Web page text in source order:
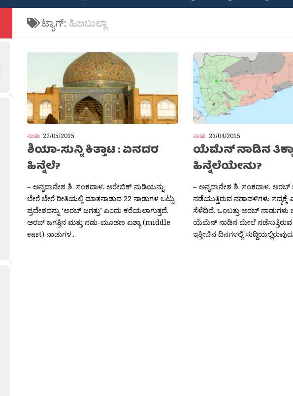
ಟ್ಯಾಗ್: ಹಿಜಬುಲ್ಲಾ
ನಾಡು 22/05/2015
ಶಿಯಾ-ಸುನ್ನಿ ಕಿತ್ತಾಟ : ಏನದರ
ಹಿನ್ನೆಲೆ?
– ಅನ್ನದಾನೇಶ ಶಿ. ಸಂಕದಾಳ. ಅರೇಬಿಕ್ ನುಡಿಯನ್ನು
ಬೇರೆ ಬೇರೆ ರೀತಿಯಲ್ಲಿ ಮಾತನಾಡುವ 22 ನಾಡುಗಳ ಒಟ್ಟು
ಪ್ರದೇಶವನ್ನು ‘ಅರಬ್ ಜಗತ್ತು’ ಎಂದು ಕರೆಯಲಾಗುತ್ತದೆ.
ಅರಬ್ ಜಗತ್ತಿನ ಮತ್ತು ನಡು-ಮೂಡಣ ಏಶ್ಯಾ (middle
east) ನಾಡುಗಳ...
ನಾಡು 23/04/2015
ಯೆಮೆನ್ ನಾಡಿನ
ಹಿನ್ನೆಲೆಯೇನು?
– ಅನ್ನದಾನೇಶ ಶಿ. ಸಂಕದಾಳ. ಅರಬ್
ನಡೆಯುತ್ತಿರುವ ನಡಾವಳಿಗಳು ಸದ್ಯಕ್ಕೆ
ಸೆಳೆದಿವೆ. ಒಂಬತ್ತು ಅರಬ್ ನಾಡುಗಳು
ಯೆಮೆನ್ ನಾಡಿನ ಮೇಲೆ ನಡೆಸುತ್ತಿರುವ
ಇತ್ತೀಚಿನ ದಿನಗಳಲ್ಲಿ